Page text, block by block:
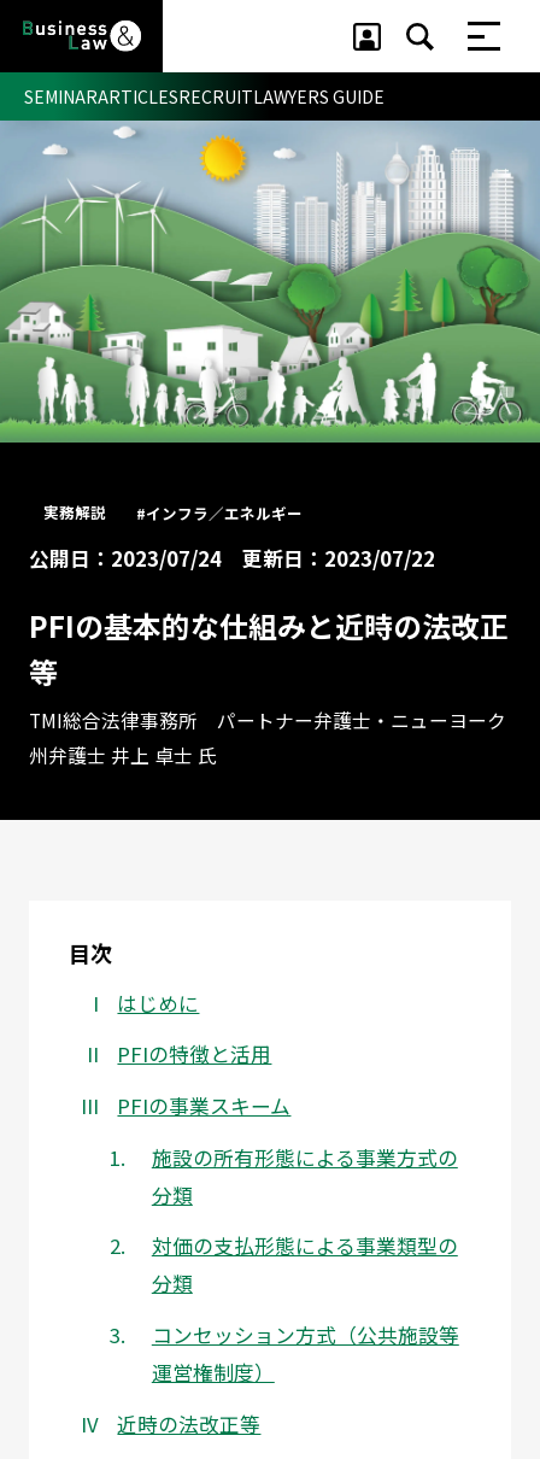
セミナー ・ 記事
セミナー
記事
リクルート
SEMINARARTICLESRECRUITLAWYERS GUIDE
実務解説 #インフラ／エネルギー
公開日：2023/07/24更新日：2023/07/22
PFIの基本的な仕組みと近時の法改正
等
TMI総合法律事務所 パートナー弁護士・ニューヨーク
州弁護士 井上 卓士 氏
目次
はじめに
PFIの特徴と活用
PFIの事業スキーム
施設の所有形態による事業方式の
分類
対価の支払形態による事業類型の
分類
コンセッション方式（公共施設等
運営権制度）
近時の法改正等